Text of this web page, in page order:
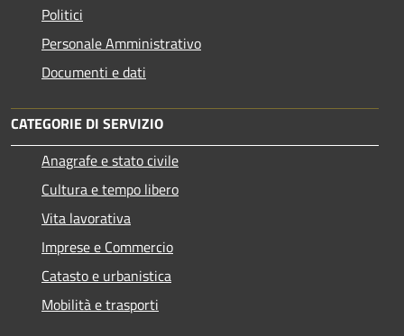
Politici
Personale Amministrativo
Documenti e dati
CATEGORIE DI SERVIZIO
Anagrafe e stato civile
Cultura e tempo libero
Vita lavorativa
Imprese e Commercio
Catasto e urbanistica
Mobilità e trasporti